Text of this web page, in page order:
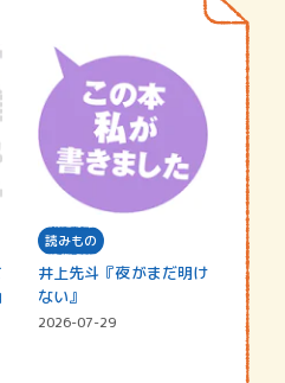
読みもの
井上先斗『夜がまだ明け
ない』
2026-07-29